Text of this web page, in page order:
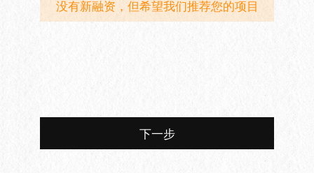
没有新融资，但希望我们推荐您的项目
下一步